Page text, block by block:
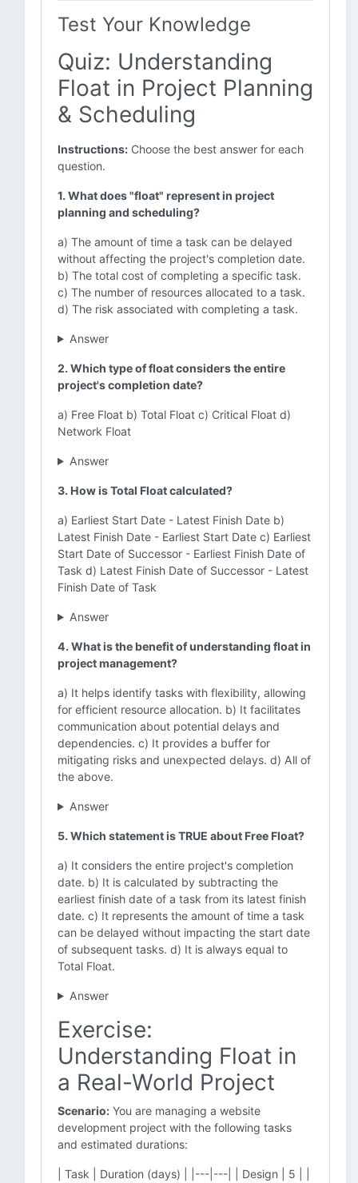
Test Your Knowledge
Quiz: Understanding
Float in Project Planning
& Scheduling
Instructions: Choose the best answer for each
question.
1. What does "float" represent in project
planning and scheduling?
a) The amount of time a task can be delayed
without affecting the project's completion date.
b) The total cost of completing a specific task.
c) The number of resources allocated to a task.
d) The risk associated with completing a task.
Answer
2. Which type of float considers the entire
project's completion date?
a) Free Float b) Total Float c) Critical Float d)
Network Float
Answer
3. How is Total Float calculated?
a) Earliest Start Date - Latest Finish Date b)
Latest Finish Date - Earliest Start Date c) Earliest
Start Date of Successor - Earliest Finish Date of
Task d) Latest Finish Date of Successor - Latest
Finish Date of Task
Answer
4. What is the benefit of understanding float in
project management?
a) It helps identify tasks with flexibility, allowing
for efficient resource allocation. b) It facilitates
communication about potential delays and
dependencies. c) It provides a buffer for
mitigating risks and unexpected delays. d) All of
the above.
Answer
5. Which statement is TRUE about Free Float?
a) It considers the entire project's completion
date. b) It is calculated by subtracting the
earliest finish date of a task from its latest finish
date. c) It represents the amount of time a task
can be delayed without impacting the start date
of subsequent tasks. d) It is always equal to
Total Float.
Answer
Exercise:
Understanding Float in
a Real-World Project
Scenario: You are managing a website
development project with the following tasks
and estimated durations:
| Task | Duration (days) | |---|---| | Design | 5 | |